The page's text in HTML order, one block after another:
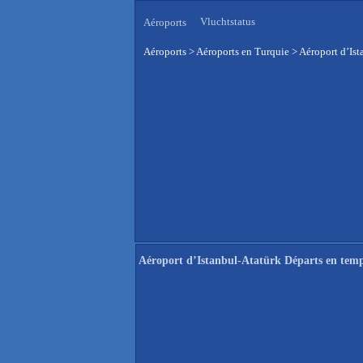
Aéroports Vluchtstatus
Aéroports >Aéroports en Turquie >Aéroport
Aéroport d’Istanbul-Atatürk Départs en